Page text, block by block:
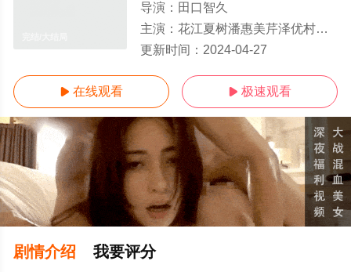
导演： 田口智久
主演： 花江夏树潘惠美芹泽优村濑步
更新时间： 2024-04-27
 在线观看  极速观看
剧情介绍 我要评分